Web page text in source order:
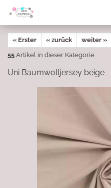
« Erster « zurück weiter »
55 Artikel in dieser Kategorie
Uni Baumwolljersey beige